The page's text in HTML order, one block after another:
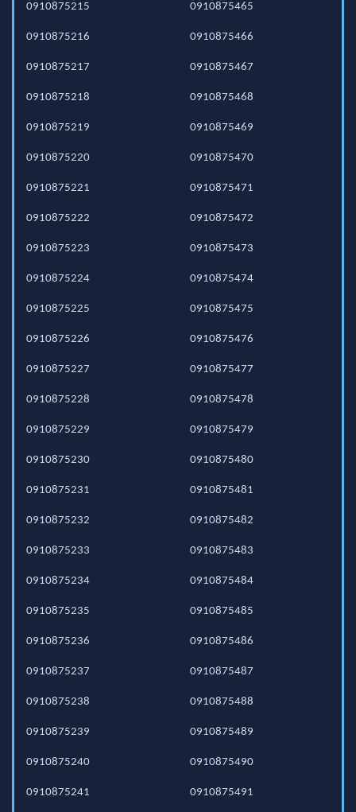
0910875215
0910875216
0910875217
0910875218
0910875219
0910875220
0910875221
0910875222
0910875223
0910875224
0910875225
0910875226
0910875227
0910875228
0910875229
0910875230
0910875231
0910875232
0910875233
0910875234
0910875235
0910875236
0910875237
0910875238
0910875239
0910875240
0910875241
0910875465
0910875466
0910875467
0910875468
0910875469
0910875470
0910875471
0910875472
0910875473
0910875474
0910875475
0910875476
0910875477
0910875478
0910875479
0910875480
0910875481
0910875482
0910875483
0910875484
0910875485
0910875486
0910875487
0910875488
0910875489
0910875490
0910875491